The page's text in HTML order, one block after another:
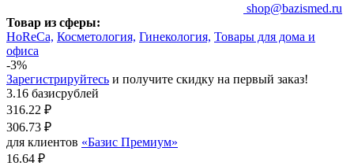
shop@bazismed.ru
Товар из сферы:
HoReCa, Косметология, Гинекология, Товары для дома и
офиса
-3%
Зарегистрируйтесь и получите скидку на первый заказ!
3.16 базисрублей
316.22 ₽
306.73 ₽
для клиентов «Базис Премиум»
16.64 ₽